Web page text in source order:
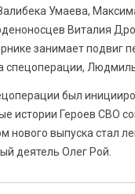
Умаева,
Виталия
занимает подвиг
спецоперации,
был
истории Героев СВО
нового выпуска стал
деятель Олег Рой.